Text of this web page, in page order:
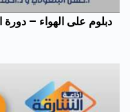
دبلوم على الهواء – دورة